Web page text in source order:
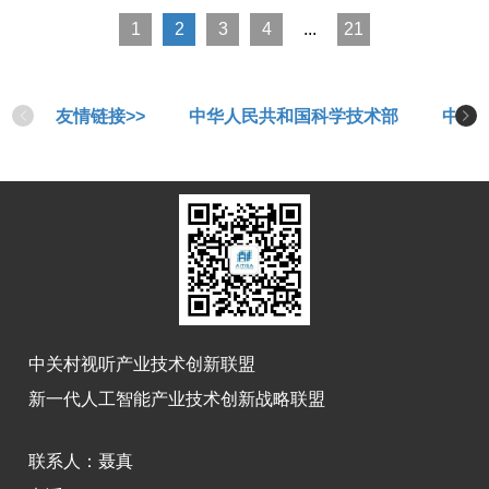
1 2 3 4 ... 21
友情链接>> 中华人民共和国科学技术部 中华
中关村视听产业技术创新联盟
新一代人工智能产业技术创新战略联盟
联系人：聂真